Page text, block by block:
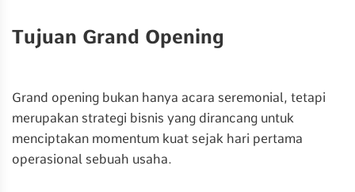
Tujuan Grand Opening
Grand opening bukan hanya acara seremonial, tetapi
merupakan strategi bisnis yang dirancang untuk
menciptakan momentum kuat sejak hari pertama
operasional sebuah usaha.